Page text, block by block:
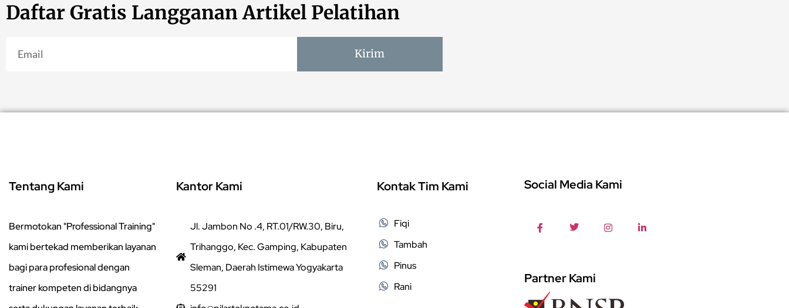
Daftar Gratis Langganan Artikel Pelatihan
Kirim
Tentang Kami
Bermotokan "Professional Training"
kami bertekad memberikan layanan
bagi para profesional dengan
trainer kompeten di bidangnya
Kantor Kami
Jl. Jambon No .4, RT.01/RW.30, Biru,
Trihanggo, Kec. Gamping, Kabupaten
Sleman, Daerah Istimewa Yogyakarta
55291
Kontak Tim Kami
Fiqi
Tambah
Pinus
Rani
Social Media Kami
Partner Kami